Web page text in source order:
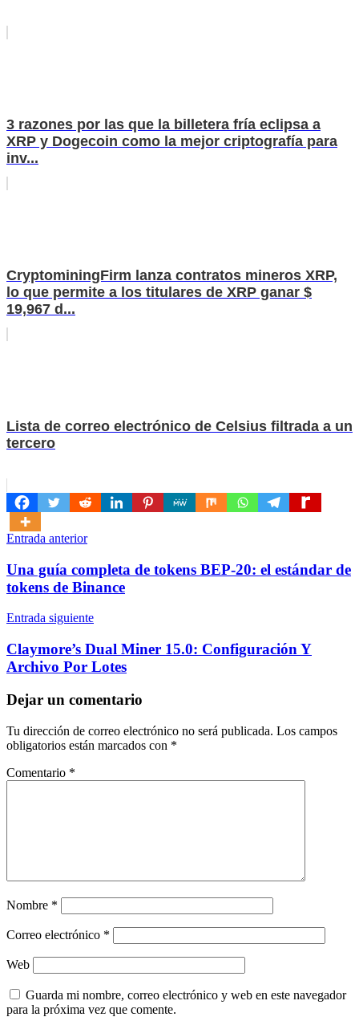
3 razones por las que la billetera fría eclipsa a
XRP y Dogecoin como la mejor criptografía para
inv...
CryptominingFirm lanza contratos mineros XRP,
lo que permite a los titulares de XRP ganar $
19,967 d...
Lista de correo electrónico de Celsius filtrada a un
tercero
Navegación
de
entradas
Entrada anterior
Una guía completa de tokens BEP-20: el estándar de
tokens de Binance
Entrada siguiente
Claymore’s Dual Miner 15.0: Configuración Y
Archivo Por Lotes
Dejar un comentario
Tu dirección de correo electrónico no será publicada. Los campos
obligatorios están marcados con *
Comentario *
Nombre *
Correo electrónico *
Web
Guarda mi nombre, correo electrónico y web en este navegador
para la próxima vez que comente.